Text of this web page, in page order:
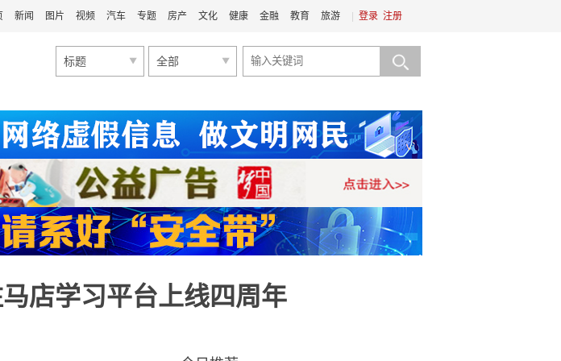
登录 注册
新闻 图片 视频 汽车 专题 房产 文化 健康 金融 教育 旅游
标题 全部
店学习平台上线四周年